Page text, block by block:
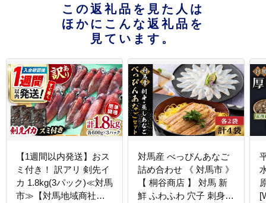
この返礼品を見た人は
ほかにこんな返礼品を
見ています。
【1週間以内発送】おス
ミ付き！ 訳アリ 剣先イ
カ 1.8kg(3パック)≪対馬
市≫【対馬地域商社】
対馬産 べっぴんあなご
詰め合わせ 《 対馬市 》
【 桐谷商店 】 対馬 新
鮮 ふわふわ 穴子 刺身